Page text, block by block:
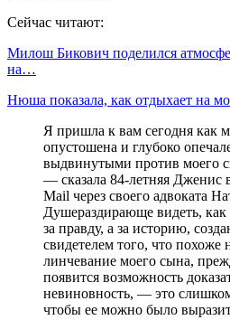
Сейчас читают:
Милош Бикович поделился
на…
Нюша показала, как отдыхает на
Я пришла к вам сегодня как
опустошена и глубоко
выдвинутыми против моего
— сказала 84-летняя Дженис
Mail через своего адвоката
Душераздирающе видеть, как
за правду, а за историю,
свидетелем того, что похоже
линчевание моего сына,
появится возможность
невиновность, — это
чтобы ее можно было